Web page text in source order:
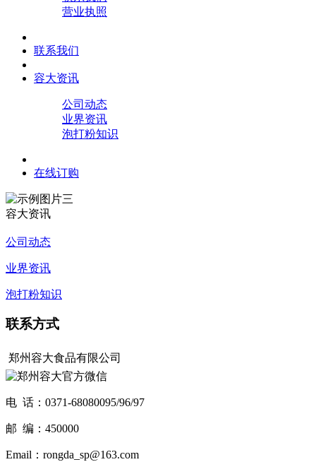
营业执照
联系我们
容大资讯
公司动态
业界资讯
泡打粉知识
在线订购
容大资讯
公司动态
业界资讯
泡打粉知识
联系方式
郑州容大食品有限公司
电 话：0371-68080095/96/97
邮 编：450000
Email：rongda_sp@163.com